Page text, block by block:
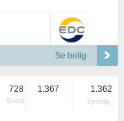
Se bolig
728
Grund
1.367 1.362
Ejerudg.